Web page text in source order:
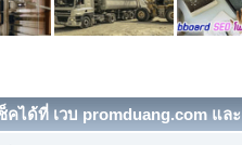
ได้ที่ เวบ promduang.com แล